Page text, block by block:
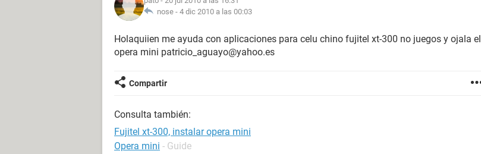
nose - 4 dic 2010 a las 00:03
Holaquiien me ayuda con aplicaciones para celu chino fujitel xt-300 no juegos y ojala el
opera mini patricio_aguayo@yahoo.es
Compartir
Consulta también:
Fujitel xt-300, instalar opera mini
Opera mini - Guide